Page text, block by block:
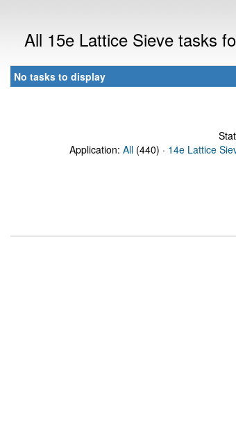
All 15e Lattice Sieve tasks
No tasks to display
Application: All (440) · 14e Lattice